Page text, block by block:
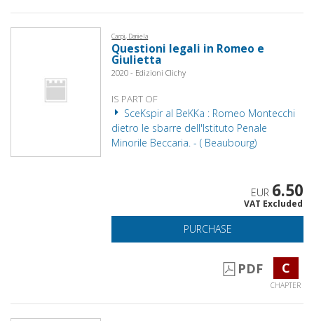
Carpi, Daniela
Questioni legali in Romeo e
Giulietta
2020 - Edizioni Clichy
IS PART OF
SceKspir al BeKKa : Romeo Montecchi
dietro le sbarre dell'Istituto Penale
Minorile Beccaria. - ( Beaubourg)
EUR 6.50
VAT Excluded
PURCHASE
PDF C
CHAPTER